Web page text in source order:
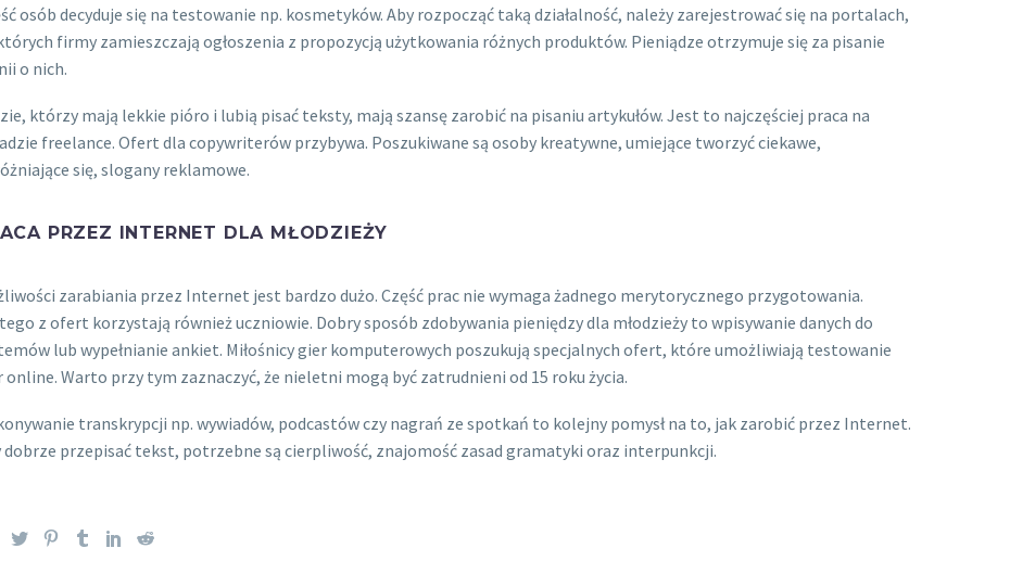
osób decyduje się na testowanie np. kosmetyków. Aby rozpocząć taką działalność, należy zarejestrować się na portalach,
firmy zamieszczają ogłoszenia z propozycją użytkowania różnych produktów. Pieniądze otrzymuje się za pisanie
o nich.
którzy mają lekkie pióro i lubią pisać teksty, mają szansę zarobić na pisaniu artykułów. Jest to najczęściej praca na
freelance. Ofert dla copywriterów przybywa. Poszukiwane są osoby kreatywne, umiejące tworzyć ciekawe,
się, slogany reklamowe.
PRZEZ INTERNET DLA MŁODZIEŻY
zarabiania przez Internet jest bardzo dużo. Część prac nie wymaga żadnego merytorycznego przygotowania.
z ofert korzystają również uczniowie. Dobry sposób zdobywania pieniędzy dla młodzieży to wpisywanie danych do
lub wypełnianie ankiet. Miłośnicy gier komputerowych poszukują specjalnych ofert, które umożliwiają testowanie
online. Warto przy tym zaznaczyć, że nieletni mogą być zatrudnieni od 15 roku życia.
transkrypcji np. wywiadów, podcastów czy nagrań ze spotkań to kolejny pomysł na to, jak zarobić przez Internet.
dobrze przepisać tekst, potrzebne są cierpliwość, znajomość zasad gramatyki oraz interpunkcji.